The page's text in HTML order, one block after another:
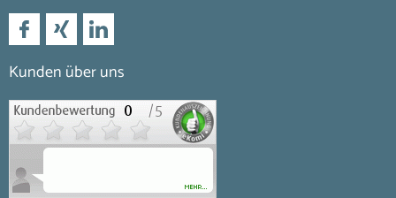
Kunden über uns